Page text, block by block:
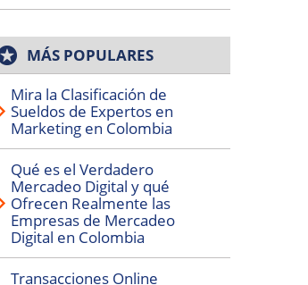
MÁS POPULARES
Mira la Clasificación de
Sueldos de Expertos en
Marketing en Colombia
Qué es el Verdadero
Mercadeo Digital y qué
Ofrecen Realmente las
Empresas de Mercadeo
Digital en Colombia
Transacciones Online